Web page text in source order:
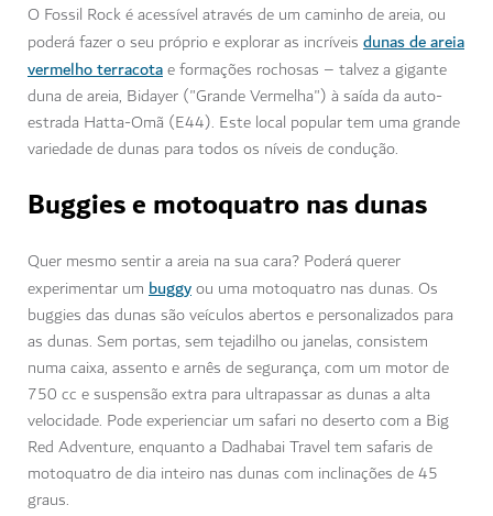
O Fossil Rock é acessível através de um caminho de areia, ou
poderá fazer o seu próprio e explorar as incríveis dunas de areia
vermelho terracotae formações rochosas – talvez a gigante
duna de areia, Bidayer ("Grande Vermelha") à saída da auto-
estrada Hatta-Omã (E44). Este local popular tem uma grande
variedade de dunas para todos os níveis de condução.
Buggies e motoquatro nas dunas
Quer mesmo sentir a areia na sua cara? Poderá querer
experimentar um buggyou uma motoquatro nas dunas. Os
buggies das dunas são veículos abertos e personalizados para
as dunas. Sem portas, sem tejadilho ou janelas, consistem
numa caixa, assento e arnês de segurança, com um motor de
750 cc e suspensão extra para ultrapassar as dunas a alta
velocidade. Pode experienciar um safari no deserto com a Big
Red Adventure, enquanto a Dadhabai Travel tem safaris de
motoquatro de dia inteiro nas dunas com inclinações de 45
graus.